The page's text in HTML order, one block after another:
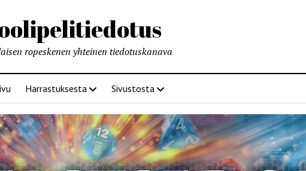
ropeskenen yhteinen tiedotuskanava
Harrastuksesta Sivustosta